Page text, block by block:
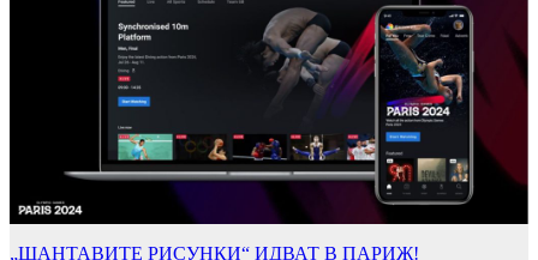
„ШАНТАВИТЕ РИСУНКИ“ ИДВАТ В ПАРИЖ!